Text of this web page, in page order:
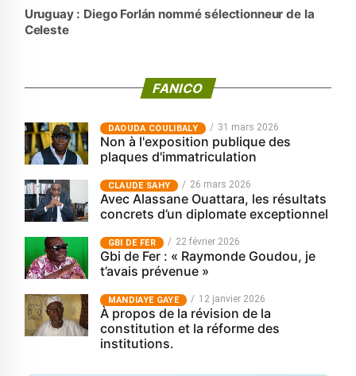
Uruguay : Diego Forlán nommé sélectionneur de la
Celeste
FANICO
‎DAOUDA COULIBALY 31 mars 2026
Non à l'exposition publique des
plaques d'immatriculation
CLAUDE SAHY 26 mars 2026
Avec Alassane Ouattara, les résultats
concrets d’un diplomate exceptionnel
GBI DE FER 22 février 2026
Gbi de Fer : « Raymonde Goudou, je
t’avais prévenue »
MANDIAYE GAYE 12 janvier 2026
À propos de la révision de la
constitution et la réforme des
institutions.